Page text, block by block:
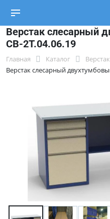
Верстак слесарный
СВ-2Т.04.06.19
Главная Каталог
Верстак слесарный